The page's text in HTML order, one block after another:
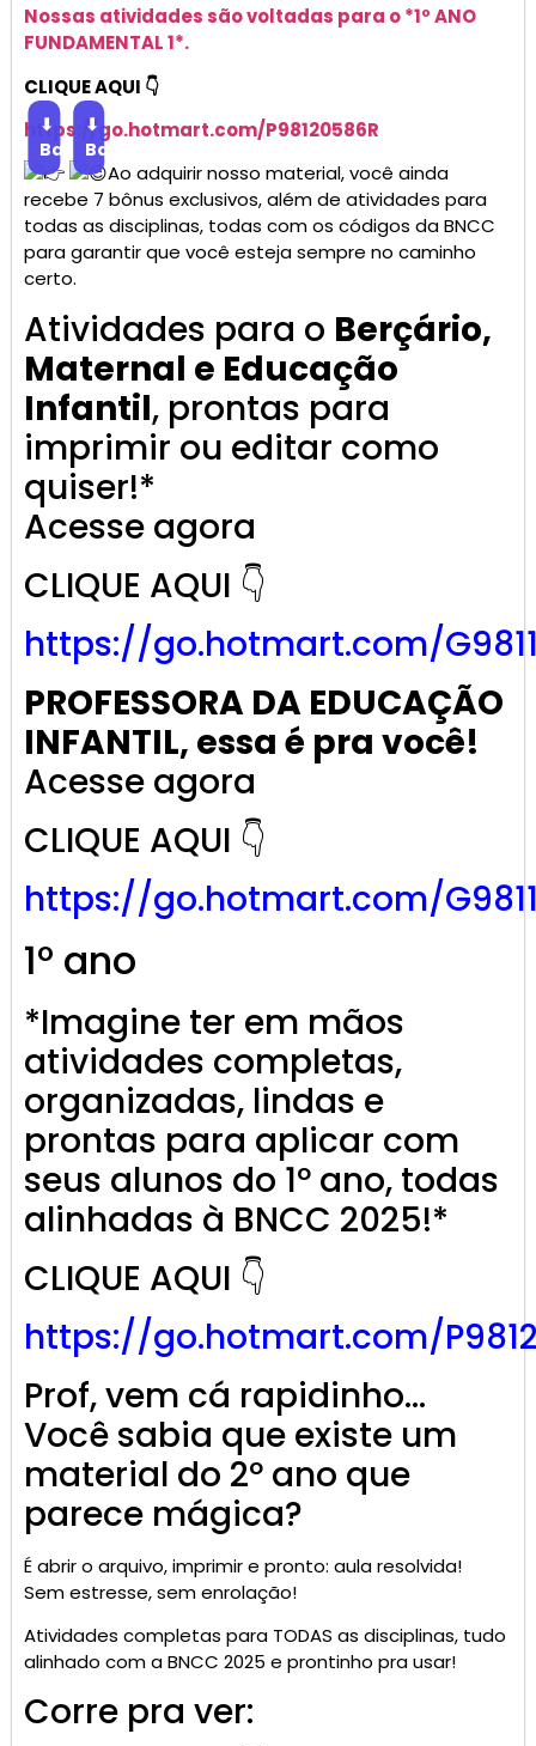
Nossas atividades são voltadas para o *1º ANO
FUNDAMENTAL 1*.
CLIQUE AQUI 👇
https://go.hotmart.com/P98120586R
⬇
Baixar
⬇
Baixar
Ao adquirir nosso material, você ainda
recebe 7 bônus exclusivos, além de atividades para
todas as disciplinas, todas com os códigos da BNCC
para garantir que você esteja sempre no caminho
certo.
Atividades para o Berçário,
Maternal e Educação
Infantil, prontas para
imprimir ou editar como
quiser!*
Acesse agora
CLIQUE AQUI 👇
https://go.hotmart.com/
PROFESSORA DA EDUCAÇÃO
INFANTIL, essa é pra você!
Acesse agora
CLIQUE AQUI 👇
https://go.hotmart.com/
1º ano
*Imagine ter em mãos
atividades completas,
organizadas, lindas e
prontas para aplicar com
seus alunos do 1º ano, todas
alinhadas à BNCC 2025!*
CLIQUE AQUI 👇
https://go.hotmart.com/
Prof, vem cá rapidinho…
Você sabia que existe um
material do 2º ano que
parece mágica?
É abrir o arquivo, imprimir e pronto: aula resolvida!
Sem estresse, sem enrolação!
Atividades completas para TODAS as disciplinas, tudo
alinhado com a BNCC 2025 e prontinho pra usar!
Corre pra ver: